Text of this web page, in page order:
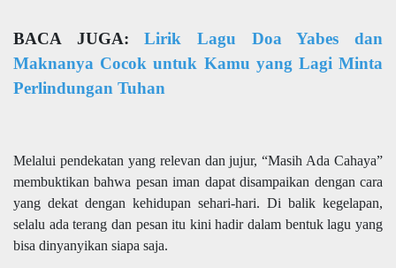
BACA JUGA:Lirik Lagu Doa Yabes dan
Maknanya Cocok untuk Kamu yang Lagi Minta
Perlindungan Tuhan
Melalui pendekatan yang relevan dan jujur, “Masih Ada Cahaya”
membuktikan bahwa pesan iman dapat disampaikan dengan cara
yang dekat dengan kehidupan sehari-hari. Di balik kegelapan,
selalu ada terang dan pesan itu kini hadir dalam bentuk lagu yang
bisa dinyanyikan siapa saja.